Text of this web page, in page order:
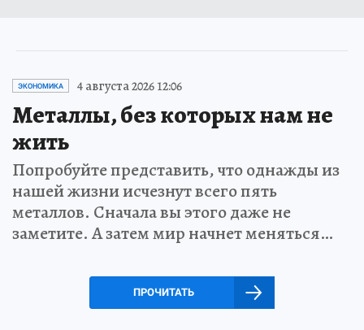
ЭКОНОМИКА 4 августа 2026 12:06
Металлы, без которых нам не
жить
Попробуйте представить, что однажды из
нашей жизни исчезнут всего пять
металлов. Сначала вы этого даже не
заметите. А затем мир начнет меняться…
ПРОЧИТАТЬ